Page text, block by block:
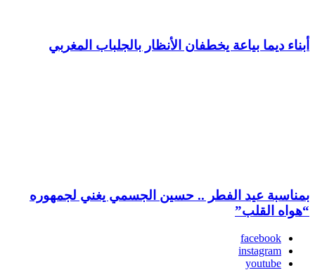
أبناء ديما بياعة يخطفان الأنظار بالجلباب المغربي
بمناسبة عيد الفطر .. حسين الجسمي يغني لجمهوره
“هواه القلب”
facebook
instagram
youtube